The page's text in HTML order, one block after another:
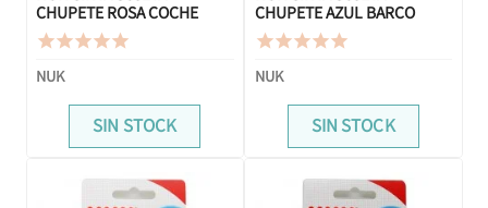
CHUPETE ROSA COCHE
BEBE

NUK
SIN STOCK
CHUPETE AZUL BARCO

NUK
SIN STOCK